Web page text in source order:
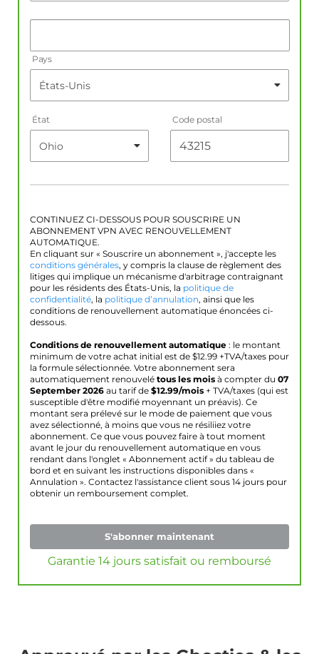
Pays
État Code postal
CONTINUEZ CI-DESSOUS POUR SOUSCRIRE UN
ABONNEMENT VPN AVEC RENOUVELLEMENT
AUTOMATIQUE.
En cliquant sur « Souscrire un abonnement », j'accepte les
conditions générales, y compris la clause de règlement des
litiges qui implique un mécanisme d'arbitrage contraignant
pour les résidents des États-Unis, la politique de
confidentialité, la politique d’annulation, ainsi que les
conditions de renouvellement automatique énoncées ci-
dessous.
Conditions de renouvellement automatique : le montant
minimum de votre achat initial est de $12.99 +TVA/taxes pour
la formule sélectionnée. Votre abonnement sera
automatiquement renouvelé tous les mois à compter du 07
September 2026 au tarif de $12.99/mois + TVA/taxes (qui est
susceptible d'être modifié moyennant un préavis). Ce
montant sera prélevé sur le mode de paiement que vous
avez sélectionné, à moins que vous ne résiliiez votre
abonnement. Ce que vous pouvez faire à tout moment
avant le jour du renouvellement automatique en vous
rendant dans l'onglet « Abonnement actif » du tableau de
bord et en suivant les instructions disponibles dans «
Annulation ». Contactez l'assistance client sous 14 jours pour
obtenir un remboursement complet.
S'abonner maintenant
Garantie 14 jours satisfait ou remboursé